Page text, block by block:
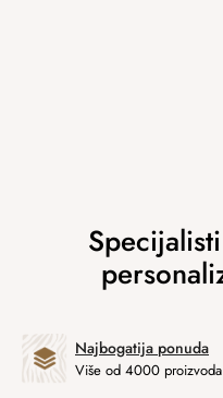
Najbogatija ponuda
Više od 4000 proizvoda